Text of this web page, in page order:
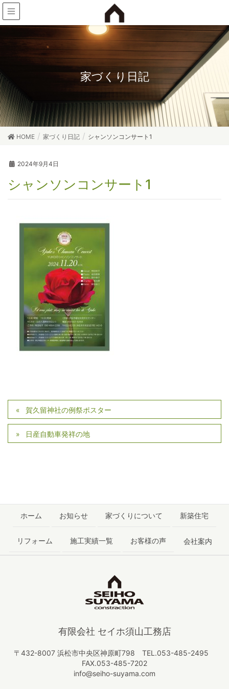
家づくり日記
HOME 家づくり日記 シャンソンコンサート1
2024年9月4日
シャンソンコンサート1
賀久留神社の例祭ポスター
日産自動車発祥の地
ホーム お知らせ 家づくりについて 新築住宅
リフォーム 施工実績一覧 お客様の声 会社案内
有限会社 セイホ須山工務店
〒432-8007 浜松市中央区神原町798 TEL.053-485-2495
FAX.053-485-7202
info@seiho-suyama.com